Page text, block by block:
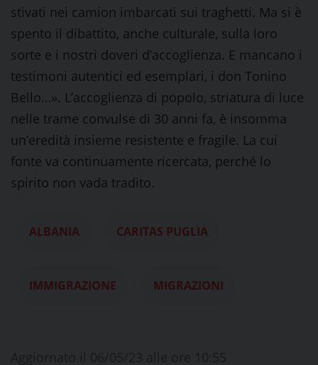
stivati nei camion imbarcati sui traghetti. Ma si è
spento il dibattito, anche culturale, sulla loro
sorte e i nostri doveri d’accoglienza. E mancano i
testimoni autentici ed esemplari, i don Tonino
Bello…». L’accoglienza di popolo, striatura di luce
nelle trame convulse di 30 anni fa, è insomma
un’eredità insieme resistente e fragile. La cui
fonte va continuamente ricercata, perché lo
spirito non vada tradito.
ALBANIA CARITAS PUGLIA
IMMIGRAZIONE MIGRAZIONI